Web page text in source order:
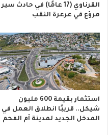
القرناوي (17 عامًا) في حادث سير
مروّع في عرعرة النقب
استثمار بقيمة 600 مليون
شيكل.. قريبًا انطلاق العمل في
المدخل الجديد لمدينة أم الفحم